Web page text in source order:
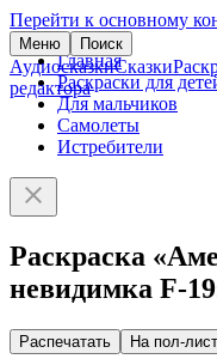
Перейти к основному
Меню Поиск
АудиосказкиСказки
редактора
Главная
Раскраски для
Для мальчиков
Самолеты
Истребители
Раскраска
невидимка F-
Распечатать На пол-